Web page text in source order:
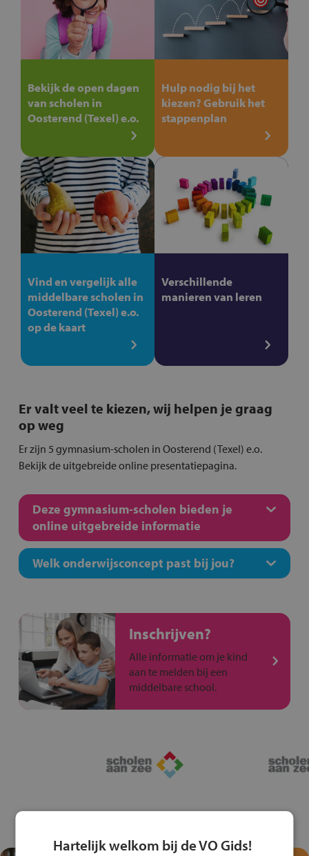
Bekijk de open dagen
van scholen in
Oosterend (Texel) e.o.
Hulp nodig bij het
kiezen? Gebruik het
stappenplan
Vind en vergelijk alle
middelbare scholen in
Oosterend (Texel) e.o.
op de kaart
Verschillende
manieren van leren
Er valt veel te kiezen, wij helpen je graag
op weg
Er zijn 5 gymnasium-scholen in Oosterend (Texel) e.o.
Bekijk de uitgebreide online presentatiepagina.
Deze gymnasium-scholen bieden je
online uitgebreide informatie
Welk onderwijsconcept past bij jou?
Inschrijven?
Alle informatie om je kind
aan te melden bij een
middelbare school.
Hartelijk welkom bij de VO Gids!